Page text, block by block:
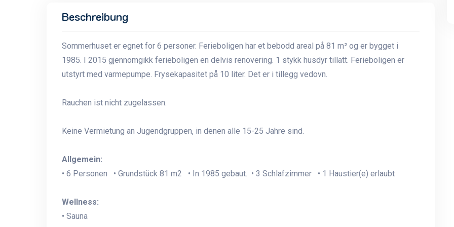
Beschreibung
Sommerhuset er egnet for 6 personer. Ferieboligen har et bebodd areal på 81 m² og er bygget i
1985. I 2015 gjennomgikk ferieboligen en delvis renovering. 1 stykk husdyr tillatt. Ferieboligen er
utstyrt med varmepumpe. Frysekapasitet på 10 liter. Det er i tillegg vedovn.
Rauchen ist nicht zugelassen.
Keine Vermietung an Jugendgruppen, in denen alle 15-25 Jahre sind.
Allgemein:
• 6 Personen • Grundstück 81 m2 • In 1985 gebaut. • 3 Schlafzimmer • 1 Haustier(e) erlaubt
Wellness:
• Sauna